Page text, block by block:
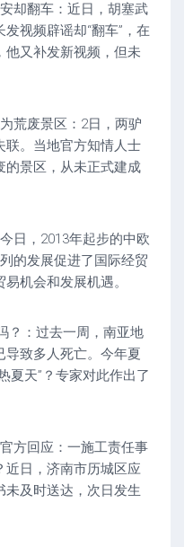
却翻车：近日，胡塞武
视频辟谣却“翻车”，在
他又补发新视频，但未
荒废景区：2日，两驴
联。当地官方知情人士
的景区，从未正式建成
日，2013年起步的中欧
的发展促进了国际经贸
机会和发展机遇。
？：过去一周，南亚地
导致多人死亡。今年夏
夏天”？专家对此作出了
方回应：一施工责任事
近日，济南市历城区应
未及时送达，次日发生